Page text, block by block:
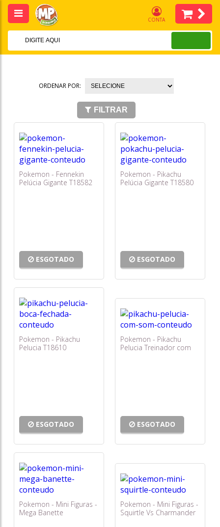
CONTA
ORDENAR POR:
FILTRAR
Pokemon - Fennekin
Pelúcia Gigante T18582
ESGOTADO
Pokemon - Pikachu
Pelúcia Gigante T18580
ESGOTADO
Pokemon - Pikachu
Pelucia T18610
ESGOTADO
Pokemon - Pikachu
Pelucia Treinador com
ESGOTADO
Pokemon - Mini Figuras -
Mega Banette
Pokemon - Mini Figuras -
Squirtle Vs Charmander